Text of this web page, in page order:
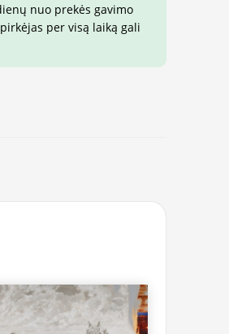
nuo prekės gavimo
per visą laiką gali